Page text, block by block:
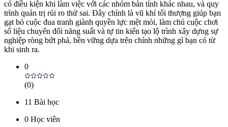
có điều kiện khi làm việc với các nhóm bản tính khác nhau, và quy
trình quản trị rủi ro thử sai. Đây chính là vũ khí tối thượng giúp bạn
gạt bỏ cuộc đua tranh giành quyền lực mệt mỏi, làm chủ cuộc chơi
số liệu chuyển đổi năng suất và tự tin kiến tạo lộ trình xây dựng sự
nghiệp ròng bứt phá, bền vững dựa trên chính những gì bạn có từ
khi sinh ra.
0
(0)
11 Bài học
0 Học viên